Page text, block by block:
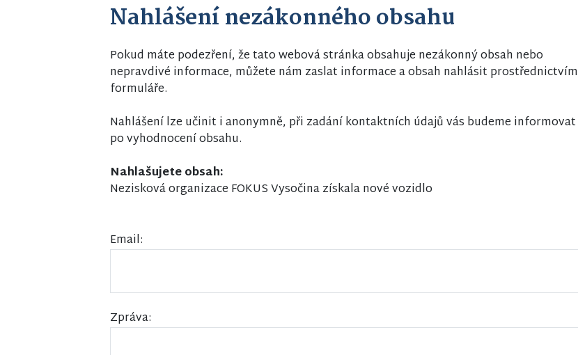
Nahlášení nezákonného obsahu
Pokud máte podezření, že tato webová stránka obsahuje nezákonný obsah nebo
nepravdivé informace, můžete nám zaslat informace a obsah nahlásit prostřednictvím
formuláře.
Nahlášení lze učinit i anonymně, při zadání kontaktních údajů vás budeme informovat
po vyhodnocení obsahu.
Nahlašujete obsah:
Nezisková organizace FOKUS Vysočina získala nové vozidlo
Email:
Zpráva: